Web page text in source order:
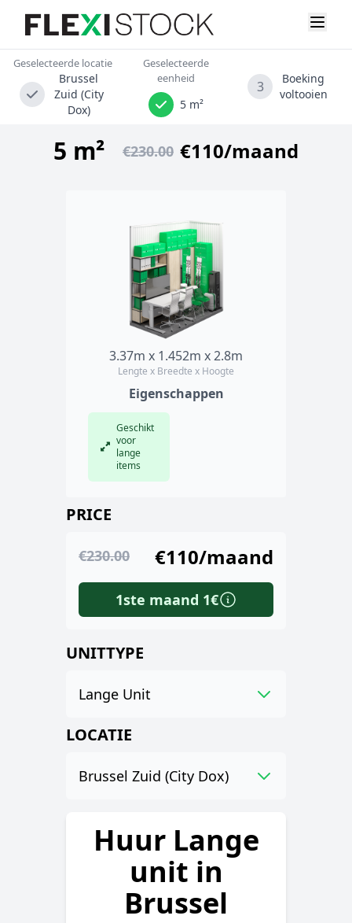
Geselecteerde locatie
Brussel
Zuid (City
Dox)
Geselecteerde
eenheid
5 m²
3
Boeking
voltooien
5 m² €230.00 €110/maand
3.37m x 1.452m x 2.8m
Lengte x Breedte x Hoogte
Eigenschappen
Geschikt
voor
lange
items
PRICE
€230.00 €110/maand
1ste maand 1€
UNITTYPE
Lange Unit
LOCATIE
Brussel Zuid (City Dox)
Huur Lange
unit in
Brussel